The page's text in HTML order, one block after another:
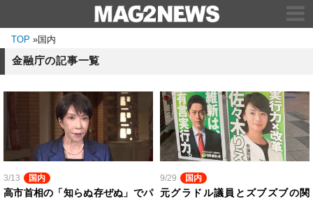
TOP »国内
金融庁の記事一覧
3/13 国内
高市首相の「知らぬ存ぜぬ」でパ
9/29 国内
元グラドル議員とズブズブの関